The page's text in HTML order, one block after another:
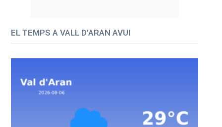
EL TEMPS A VALL D'ARAN AVUI